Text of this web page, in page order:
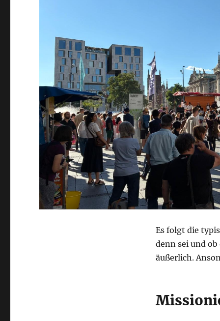
Es folgt die
denn sei und
äußerlich.